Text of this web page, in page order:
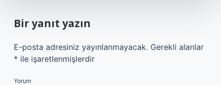
Bir yanıt yazın
E-posta adresiniz yayınlanmayacak. Gerekli alanlar
* ile işaretlenmişlerdir
Yorum